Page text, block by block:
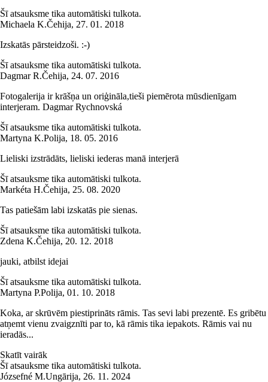
Šī atsauksme tika automātiski tulkota.
Michaela K.Čehija, 27. 01. 2018
Izskatās pārsteidzoši. :-)
Šī atsauksme tika automātiski tulkota.
Dagmar R.Čehija, 24. 07. 2016
Fotogalerija ir krāšņa un oriģināla,tieši piemērota mūsdienīgam
interjeram. Dagmar Rychnovská
Šī atsauksme tika automātiski tulkota.
Martyna K.Polija, 18. 05. 2016
Lieliski izstrādāts, lieliski iederas manā interjerā
Šī atsauksme tika automātiski tulkota.
Markéta H.Čehija, 25. 08. 2020
Tas patiešām labi izskatās pie sienas.
Šī atsauksme tika automātiski tulkota.
Zdena K.Čehija, 20. 12. 2018
jauki, atbilst idejai
Šī atsauksme tika automātiski tulkota.
Martyna P.Polija, 01. 10. 2018
Koka, ar skrūvēm piestiprināts rāmis. Tas sevi labi prezentē. Es gribētu
atņemt vienu zvaigznīti par to, kā rāmis tika iepakots. Rāmis vai nu
ieradās...
Skatīt vairāk
Šī atsauksme tika automātiski tulkota.
Józsefné M.Ungārija, 26. 11. 2024